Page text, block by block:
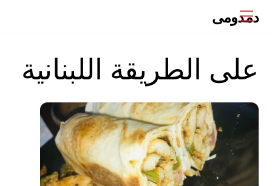
Menu
دمدومى
على الطريقة اللبنانية